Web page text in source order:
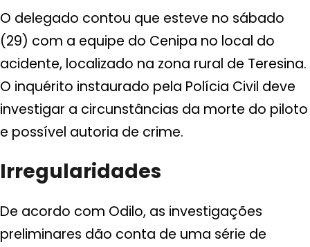
O delegado contou que esteve no sábado
(29) com a equipe do Cenipa no local do
acidente, localizado na zona rural de Teresina.
O inquérito instaurado pela Polícia Civil deve
investigar a circunstâncias da morte do piloto
e possível autoria de crime.
Irregularidades
De acordo com Odilo, as investigações
preliminares dão conta de uma série de